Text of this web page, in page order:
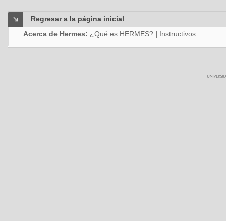
Regresar a la página inicial
Acerca de Hermes: ¿Qué es HERMES? | Instructivos